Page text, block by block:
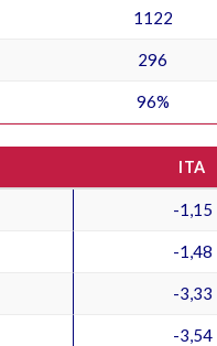
1122
296
96%
ITA
-1,15
-1,48
-3,33
-3,54